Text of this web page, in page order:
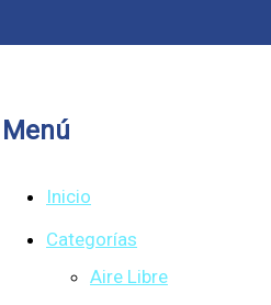
Menú
Inicio
Categorías
Aire Libre